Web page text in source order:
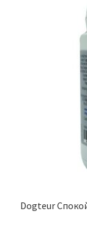
Dogteur